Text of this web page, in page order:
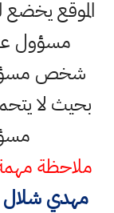
الموقع يخضع
مسؤول
شخص
بحيث لا
ملاحظة
مهدي شلال